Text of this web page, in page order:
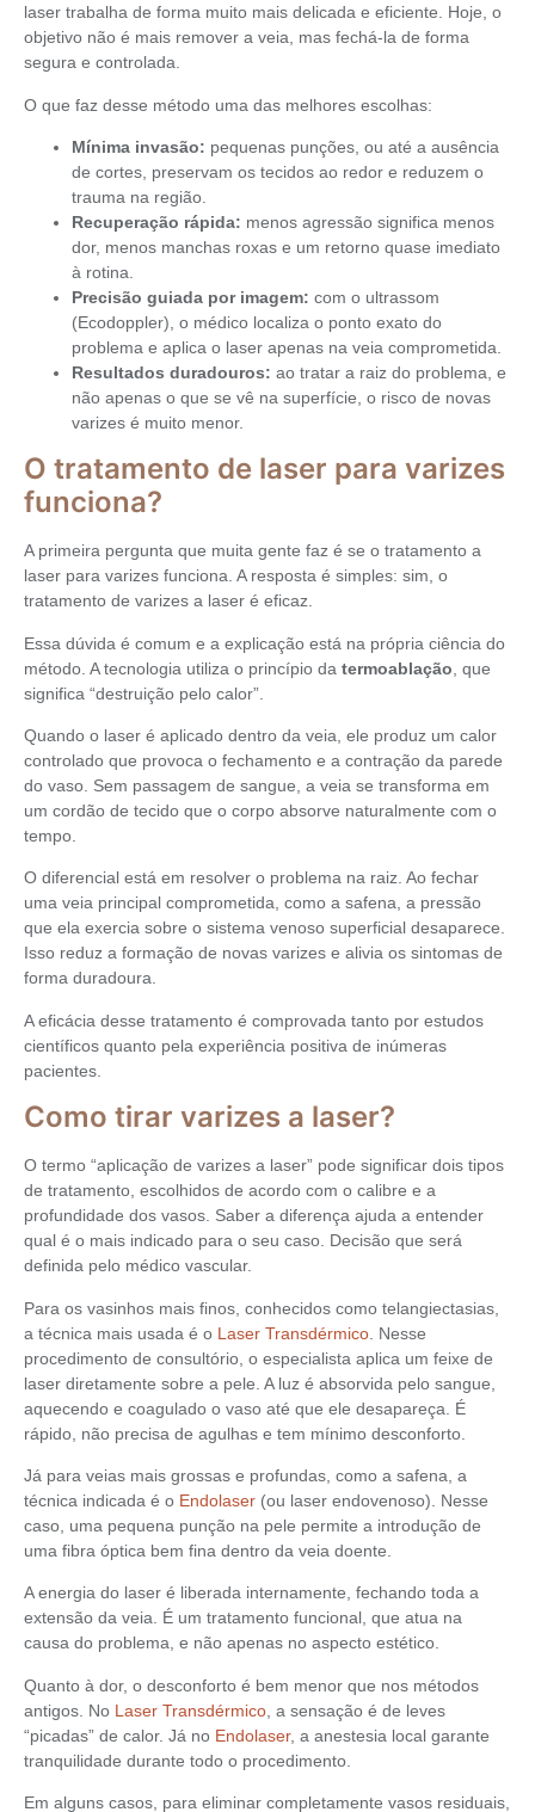
laser trabalha de forma muito mais delicada e eficiente. Hoje, o
objetivo não é mais remover a veia, mas fechá-la de forma
segura e controlada.
O que faz desse método uma das melhores escolhas:
Mínima invasão: pequenas punções, ou até a ausência
de cortes, preservam os tecidos ao redor e reduzem o
trauma na região.
Recuperação rápida: menos agressão significa menos
dor, menos manchas roxas e um retorno quase imediato
à rotina.
Precisão guiada por imagem: com o ultrassom
(Ecodoppler), o médico localiza o ponto exato do
problema e aplica o laser apenas na veia comprometida.
Resultados duradouros: ao tratar a raiz do problema, e
não apenas o que se vê na superfície, o risco de novas
varizes é muito menor.
O tratamento de laser para varizes
funciona?
A primeira pergunta que muita gente faz é se o tratamento a
laser para varizes funciona. A resposta é simples: sim, o
tratamento de varizes a laser é eficaz.
Essa dúvida é comum e a explicação está na própria ciência do
método. A tecnologia utiliza o princípio da termoablação , que
significa “destruição pelo calor”.
Quando o laser é aplicado dentro da veia, ele produz um calor
controlado que provoca o fechamento e a contração da parede
do vaso. Sem passagem de sangue, a veia se transforma em
um cordão de tecido que o corpo absorve naturalmente com o
tempo.
O diferencial está em resolver o problema na raiz. Ao fechar
uma veia principal comprometida, como a safena, a pressão
que ela exercia sobre o sistema venoso superficial desaparece.
Isso reduz a formação de novas varizes e alivia os sintomas de
forma duradoura.
A eficácia desse tratamento é comprovada tanto por estudos
científicos quanto pela experiência positiva de inúmeras
pacientes.
Como tirar varizes a laser?
O termo “aplicação de varizes a laser” pode significar dois tipos
de tratamento, escolhidos de acordo com o calibre e a
profundidade dos vasos. Saber a diferença ajuda a entender
qual é o mais indicado para o seu caso. Decisão que será
definida pelo médico vascular.
Para os vasinhos mais finos, conhecidos como telangiectasias,
a técnica mais usada é o Laser Transdérmico . Nesse
procedimento de consultório, o especialista aplica um feixe de
laser diretamente sobre a pele. A luz é absorvida pelo sangue,
aquecendo e coagulado o vaso até que ele desapareça. É
rápido, não precisa de agulhas e tem mínimo desconforto.
Já para veias mais grossas e profundas, como a safena, a
técnica indicada é o Endolaser (ou laser endovenoso). Nesse
caso, uma pequena punção na pele permite a introdução de
uma fibra óptica bem fina dentro da veia doente.
A energia do laser é liberada internamente, fechando toda a
extensão da veia. É um tratamento funcional, que atua na
causa do problema, e não apenas no aspecto estético.
Quanto à dor, o desconforto é bem menor que nos métodos
antigos. No Laser Transdérmico , a sensação é de leves
“picadas” de calor. Já no Endolaser, a anestesia local garante
tranquilidade durante todo o procedimento.
Em alguns casos, para eliminar completamente vasos residuais,